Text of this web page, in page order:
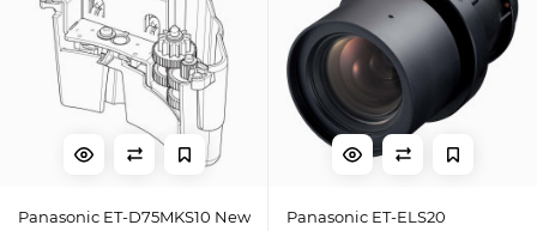
Panasonic ET-D75MKS10 New Panasonic ET-ELS20